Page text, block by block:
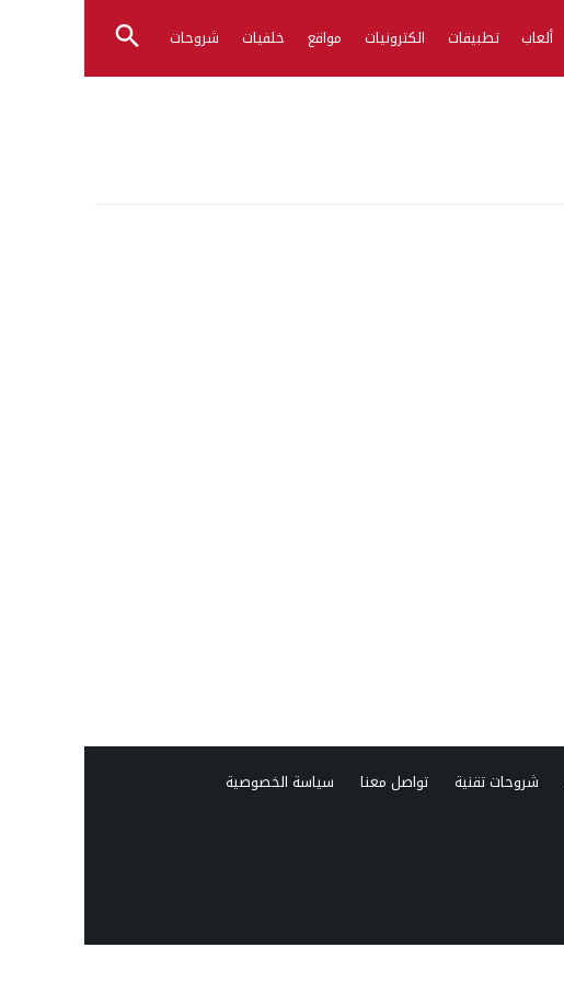
ألعاب تطبيقات الكترونيات مواقع خلفيات شروحات
شروحات تقنية تواصل معنا سياسة الخصوصية